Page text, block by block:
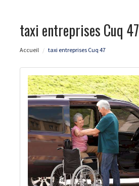
taxi entreprises Cuq 47
Accueil taxi entreprises Cuq 47